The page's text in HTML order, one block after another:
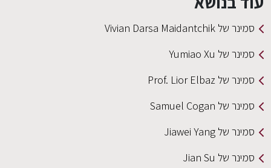
סמינר של Vivian Darsa Maidantchik
סמינר של Yumiao Xu
סמינר של Prof. Lior Elbaz
סמינר של Samuel Cogan
סמינר של Jiawei Yang
סמינר של Jian Su